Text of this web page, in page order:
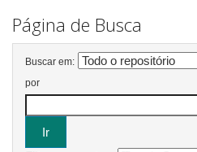
Página de Busca
Buscar em:
por